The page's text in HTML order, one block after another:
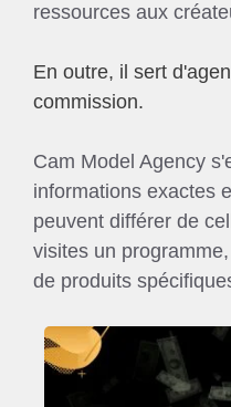
ressources aux
En outre, il sert
commission.
Cam Model Agency
informations exactes
peuvent différer de
visites un
de produits